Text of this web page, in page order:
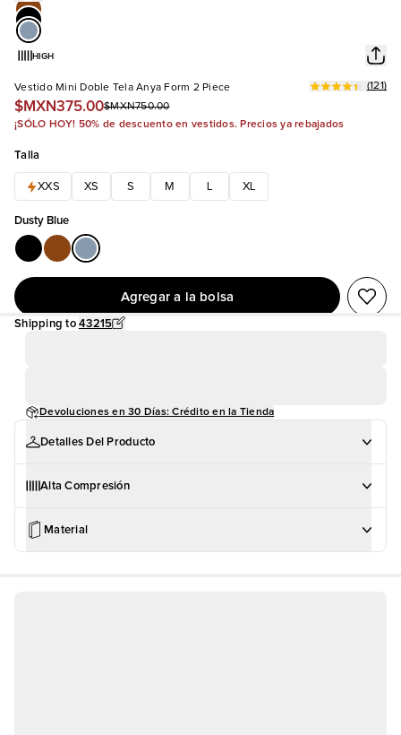
HIGH
Vestido Mini Doble Tela Anya Form 2 Piece
$MXN375.00$MXN750.00
(121)
¡SÓLO HOY! 50% de descuento en vestidos. Precios ya rebajados
Talla
XXS XS S M XL
Dusty Blue
Agregar a la bolsa
Shipping to 43215
Devoluciones en 30 Días: Crédito en la Tienda
Detalles Del Producto
Alta Compresión
Material